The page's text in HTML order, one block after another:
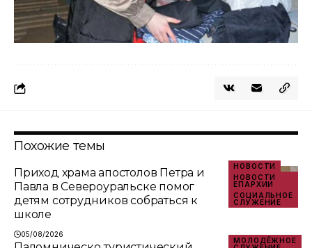
Похожие темы
НОВОСТИ
НОВОСТИ
ЕПАРХИИ
СОЦИАЛЬНОЕ
СЛУЖЕНИЕ
Приход храма апостолов Петра и
Павла в Североуральске помог
детям сотрудников собраться к
школе
05/08/2026
МОЛОДЁЖНОЕ